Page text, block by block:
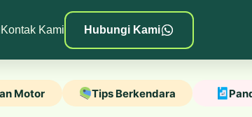
Kontak Kami Hubungi Kami
Motor Tips Berkendara